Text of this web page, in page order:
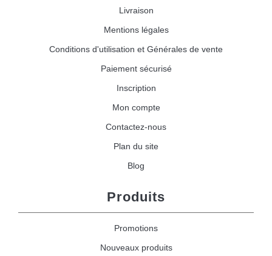
Livraison
Mentions légales
Conditions d'utilisation et Générales de vente
Paiement sécurisé
Inscription
Mon compte
Contactez-nous
Plan du site
Blog
Produits
Promotions
Nouveaux produits